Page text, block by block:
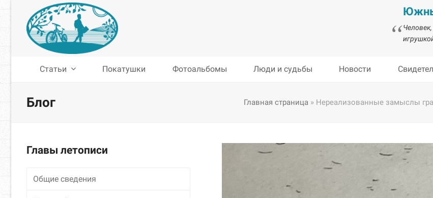
Статьи Покатушки Фотоальбомы Люди и судьбы Новости
Блог Главная страница » Нереализованные замыслы
Главы летописи
Общие сведения